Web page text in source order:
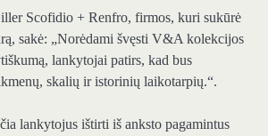
Scofidio + Renfro, firmos, kuri sukūrė
sakė: „Norėdami švęsti V&A kolekcijos
lankytojai patirs, kad bus
skalių ir istorinių laikotarpių.“.
lankytojus ištirti iš anksto pagamintus